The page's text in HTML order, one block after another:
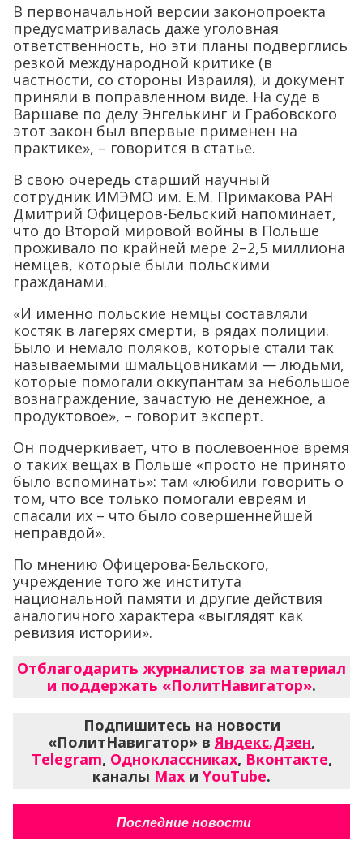
В первоначальной версии законопроекта
предусматривалась даже уголовная
ответственность, но эти планы подверглись
резкой международной критике (в
частности, со стороны Израиля), и документ
приняли в поправленном виде. На суде в
Варшаве по делу Энгелькинг и Грабовского
этот закон был впервые применен на
практике», – говорится в статье.
В свою очередь старший научный
сотрудник ИМЭМО им. Е.М. Примакова РАН
Дмитрий Офицеров-Бельский напоминает,
что до Второй мировой войны в Польше
проживало по крайней мере 2–2,5 миллиона
немцев, которые были польскими
гражданами.
«И именно польские немцы составляли
костяк в лагерях смерти, в рядах полиции.
Было и немало поляков, которые стали так
называемыми шмальцовниками — людьми,
которые помогали оккупантам за небольшое
вознаграждение, зачастую не денежное, а
продуктовое», – говорит эксперт.
Он подчеркивает, что в послевоенное время
о таких вещах в Польше «просто не принято
было вспоминать»: там «любили говорить о
том, что все только помогали евреям и
спасали их – что было совершеннейшей
неправдой».
По мнению Офицерова-Бельского,
учреждение того же института
национальной памяти и другие действия
аналогичного характера «выглядят как
ревизия истории».
Отблагодарить журналистов за материал
и поддержать «ПолитНавигатор».
Подпишитесь на новости
«ПолитНавигатор» вЯндекс.Дзен,
Telegram, Одноклассниках, Вконтакте,
каналы Max и YouTube.
Последние новости